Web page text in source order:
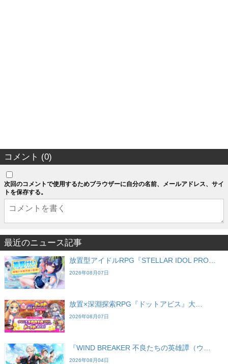
コメント (0)
次回のコメントで使用するためブラウザーに自分の名前、メールアドレス、サイ
トを保存する。
最近のニュース記事
放置型アイドルRPG『STELLAR IDOL PRO…
2026年08月07日
放置×深淵探索RPG『ドットアビス』大…
2026年08月07日
『WIND BREAKER 不良たちの英雄譚（ウ…
2026年08月04日